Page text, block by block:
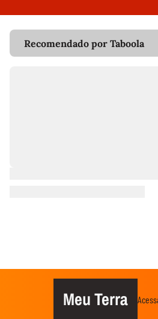
Recomendado por Taboola
Meu Terra